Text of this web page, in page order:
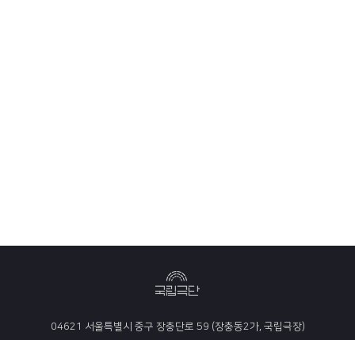
04621 서울특별시 중구 장충단로 59 (장충동2가, 국립극장)